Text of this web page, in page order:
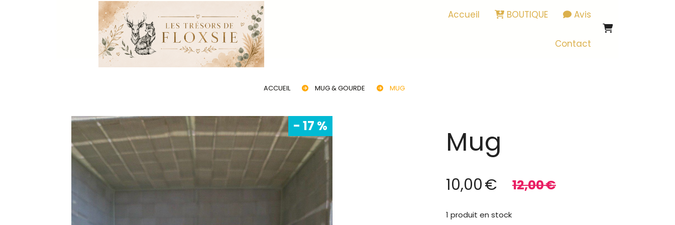
Accueil BOUTIQUE Avis
Contact
ACCUEIL MUG & GOURDE MUG
- 17 % Mug
10,00€ 12,00€
1 produit en stock
Panneau de gestion des cookies